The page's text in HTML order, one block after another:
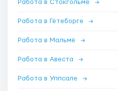
Работа в Стокгольме →
Работа в Гётеборге →
Работа в Мальмё →
Работа в Авеста →
Работа в Уппсале →